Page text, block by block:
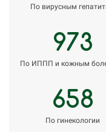
По вирусным
973
По ИППП и кожным
658
По гинекологии